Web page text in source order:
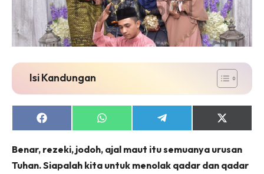
Isi Kandungan
Share
on
Share
on
Share
on
Share
on
(Twitter)
Benar, rezeki, jodoh, ajal maut itu semuanya urusan
Tuhan. Siapalah kita untuk menolak qadar dan qadar